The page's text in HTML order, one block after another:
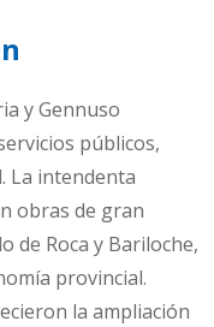
y Gennuso
públicos,
La intendenta
obras de gran
de Roca y Bariloche,
provincial.
la ampliación